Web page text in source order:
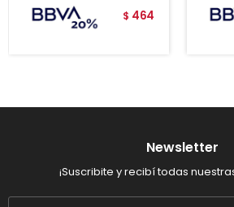
$ 464
Newsletter
¡Suscribite y recibí todas